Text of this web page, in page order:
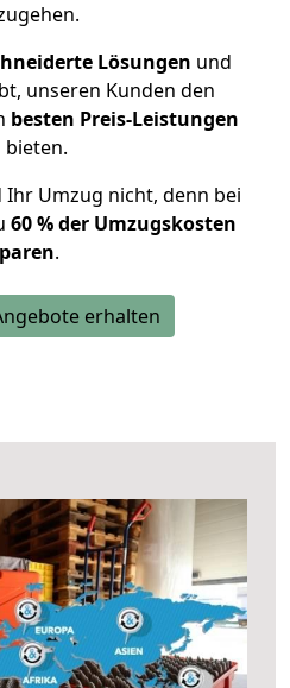
Lösungen und
unseren Kunden den
besten Preis-Leistungen
bieten.
Umzug nicht, denn bei
60 % der Umzugskosten
.
erhalten